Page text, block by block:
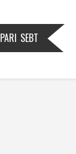
PARI SEBT